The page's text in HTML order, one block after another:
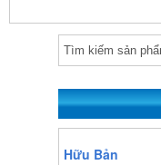
https:/www.high-
endrolex.com/13
endrolex.com/13
Hữu Bản